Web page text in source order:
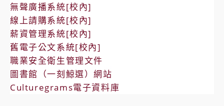
無聲廣播系統[校內]
線上請購系統[校內]
薪資管理系統[校內]
舊電子公文系統[校內]
職業安全衛生管理文件
圖書館（一刻鯨選）網站
Culturegrams電子資料庫